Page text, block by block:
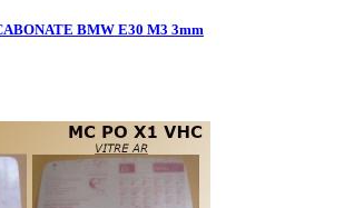
BMW E30 M3 3mm